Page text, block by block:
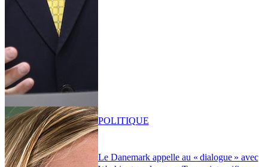
Le Danemark appelle au « dialogue » avec
POLITIQUE